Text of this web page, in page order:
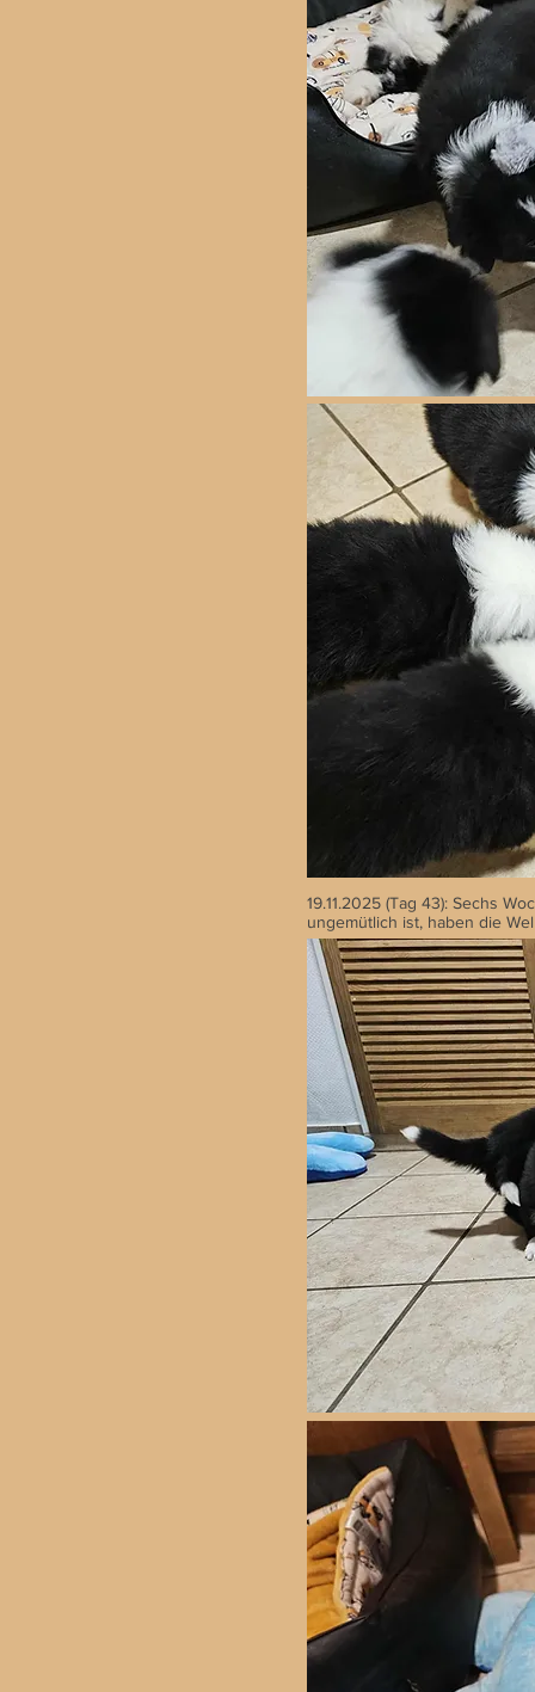
19.11.2025 (Tag 43): Sechs
ungemütlich ist, haben die